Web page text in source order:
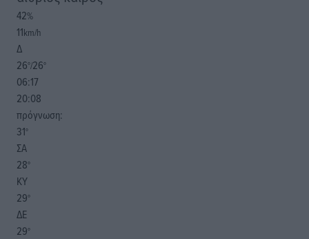
42%
11km/h
Δ
26°/26°
06:17
20:08
πρόγνωση:
31°
ΣΑ
28°
ΚΥ
29°
ΔΕ
29°